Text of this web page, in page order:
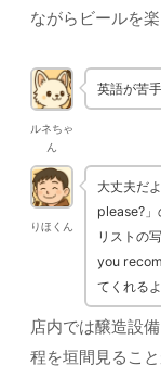
ながらビールを
ルネちゃ
ん
英語が苦
りほくん
大丈夫だ
please?」
リストの
you
てくれるよ
店内では醸造設
程を垣間見るこ